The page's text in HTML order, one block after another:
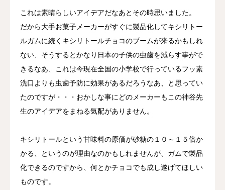
これは素晴らしいアイデアだなあとその時思いました。
だから大手お菓子メーカーがすぐに製品化してキシリトー
ルガムに続くキシリトールチョコのブームが来るかもしれ
ない、そうするとかなり日本の子供の虫歯を減らす事がで
きるなあ、これは今現在全国の小学校で行っているフッ素
洗口よりも虫歯予防に効果があるだろうなあ、と思ってい
たのですが・・・おかしな事にどのメーカーもこの神谷先
生のアイデアをまねる気配がありません。
キシリトールという甘味料の原価が砂糖の１０～１５倍か
かる、というのが理由なのかもしれませんが、ガムで製品
化できるのですから、何とかチョコでも成し遂げてほしい
ものです。